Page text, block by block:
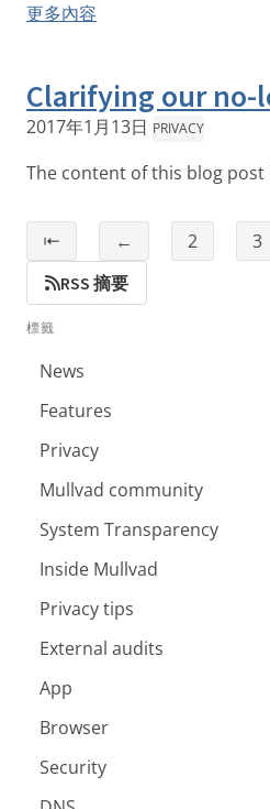
更多內容
Clarifying our
2017年1月13日 PRIVACY
The content of this blog post
⇤ ← 2 3
RSS 摘要
標籤
News
Features
Privacy
Mullvad community
System Transparency
Inside Mullvad
Privacy tips
External audits
App
Browser
Security